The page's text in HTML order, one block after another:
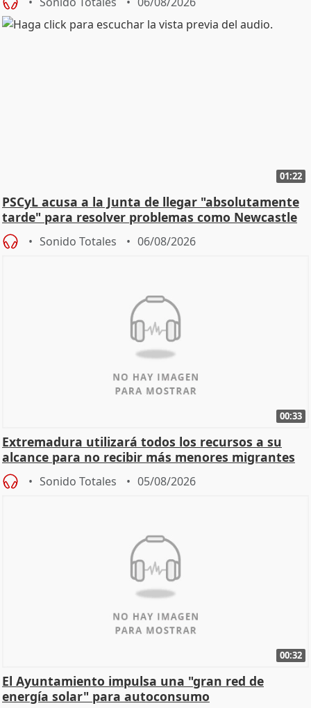
01:22
PSCyL acusa a la Junta de llegar "absolutamente
tarde" para resolver problemas como Newcastle
Sonido Totales 06/08/2026
00:33
Extremadura utilizará todos los recursos a su
alcance para no recibir más menores migrantes
Sonido Totales 05/08/2026
00:32
El Ayuntamiento impulsa una "gran red de
energía solar" para autoconsumo